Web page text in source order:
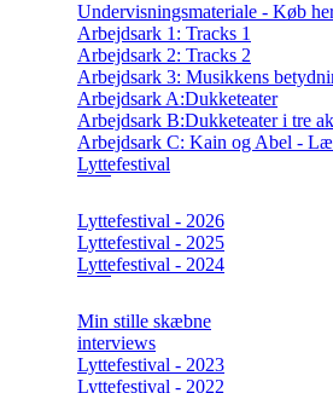
Undervisningsmateriale - Køb
Arbejdsark 1: Tracks 1
Arbejdsark 2: Tracks 2
Arbejdsark 3: Musikkens
Arbejdsark A:Dukketeater
Arbejdsark B:Dukketeater i tre
Arbejdsark C: Kain og Abel -
Lyttefestival
Lyttefestival - 2026
Lyttefestival - 2025
Lyttefestival - 2024
Min stille skæbne
interviews
Lyttefestival - 2023
Lyttefestival - 2022